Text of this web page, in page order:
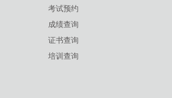
考试预约
成绩查询
证书查询
培训查询